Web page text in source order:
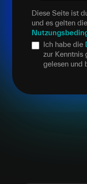
Diese Seite ist
und es gelten die
Ich habe die
zur Kenntnis
gelesen und